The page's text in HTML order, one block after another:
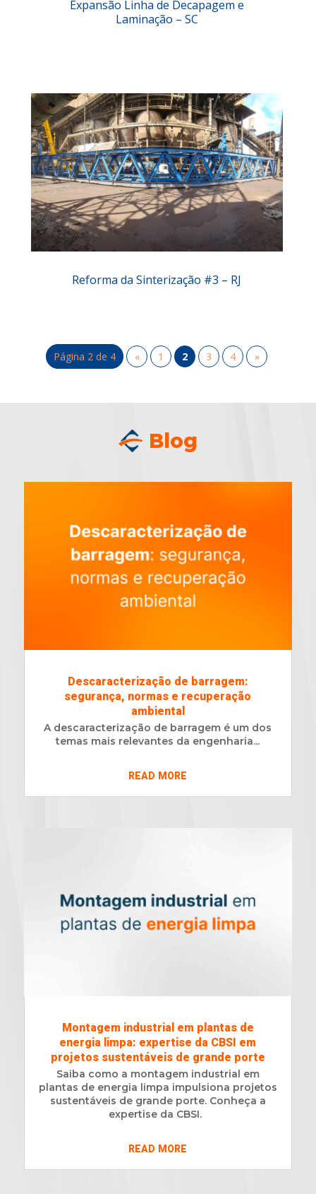
Expansão Linha de Decapagem e
Laminação – SC
Reforma da Sinterização #3 – RJ
Página 2 de 4 « 1 2 3 4 »
Blog
Descaracterização de barragem:
segurança, normas e recuperação
ambiental
A descaracterização de barragem é um dos
temas mais relevantes da engenharia...
READ MORE
Montagem industrial em plantas de
energia limpa: expertise da CBSI em
projetos sustentáveis de grande porte
Saiba como a montagem industrial em
plantas de energia limpa impulsiona projetos
sustentáveis de grande porte. Conheça a
expertise da CBSI.
READ MORE